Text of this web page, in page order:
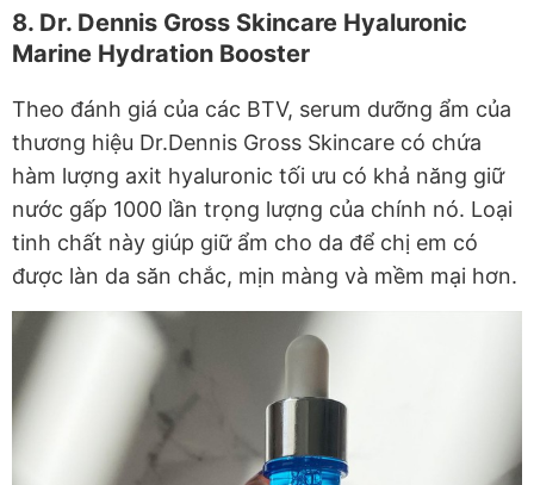
8. Dr. Dennis Gross Skincare Hyaluronic
Marine Hydration Booster
Theo đánh giá của các BTV, serum dưỡng ẩm của
thương hiệu Dr.Dennis Gross Skincare có chứa
hàm lượng axit hyaluronic tối ưu có khả năng giữ
nước gấp 1000 lần trọng lượng của chính nó. Loại
tinh chất này giúp giữ ẩm cho da để chị em có
được làn da săn chắc, mịn màng và mềm mại hơn.